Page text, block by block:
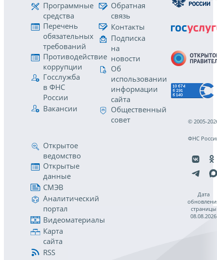
Программные
средства
Перечень
обязательных
требований
Противодействие
коррупции
Госслужба
в ФНС
России
Вакансии
Обратная
связь
Контакты
Подписка
на
новости
Об
использовании
информации
сайта
Общественный
совет
Открытое
ведомство
Открытые
данные
СМЭВ
Аналитический
портал
Видеоматериалы
Карта
сайта
RSS
© 2005-
ФНС
Дата
страницы
08.08.2026